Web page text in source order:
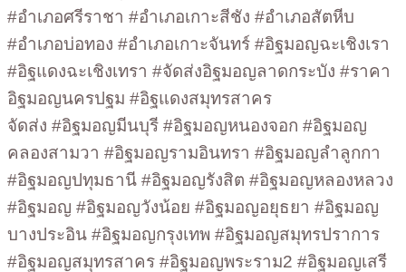
#อำเภอศรีราชา #อำเภอเกาะสีชัง #อำเภอสัตหีบ
#อำเภอบ่อทอง #อำเภอเกาะจันทร์ #อิฐมอญฉะเชิงเรา
#อิฐแดงฉะเชิงเทรา #จัดส่งอิฐมอญลาดกระบัง #ราคา
อิฐมอญนครปฐม #อิฐแดงสมุทรสาคร
จัดส่ง #อิฐมอญมีนบุรี #อิฐมอญหนองจอก #อิฐมอญ
คลองสามวา #อิฐมอญรามอินทรา #อิฐมอญลำลูกกา
#อิฐมอญปทุมธานี #อิฐมอญรังสิต #อิฐมอญหลองหลวง
#อิฐมอญ #อิฐมอญวังน้อย #อิฐมอญอยุธยา #อิฐมอญ
บางประอิน #อิฐมอญกรุงเทพ #อิฐมอญสมุทรปราการ
#อิฐมอญสมุทรสาคร #อิฐมอญพระราม2 #อิฐมอญเสรี